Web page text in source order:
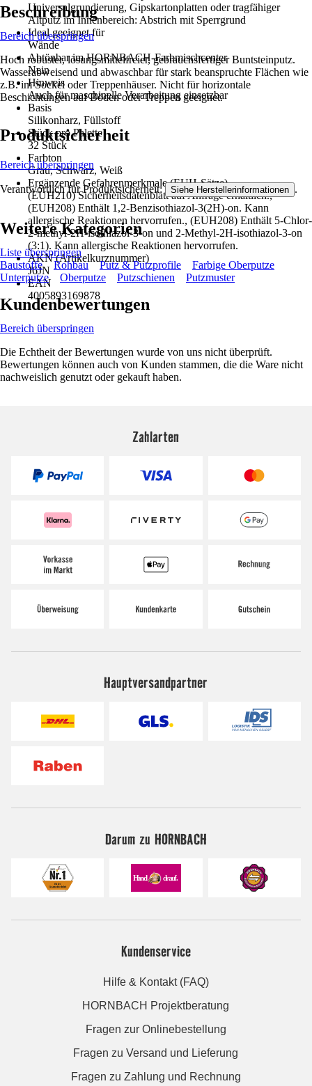
Universalgrundierung, Gipskartonplatten oder tragfähiger
Altputz im Innenbereich: Abstrich mit Sperrgrund
Ideal geeignet für
Wände
Abtönbar im HORNBACH-Farbmischcenter
Nein
Hinweis
Auch für maschinelle Verarbeitung einsetzbar
Basis
Silikonharz, Füllstoff
Stück pro Palette
32 Stück
Farbton
Grau, Schwarz, Weiß
Ergänzende Gefahrenmerkmale (EUH-Sätze)
(EUH210) Sicherheitsdatenblatt auf Anfrage erhältlich.,
(EUH208) Enthält 1,2-Benzisothiazol-3(2H)-on. Kann
allergische Reaktionen hervorrufen., (EUH208) Enthält 5-Chlor-
2-methyl-2H-isothiazol-3-on und 2-Methyl-2H-isothiazol-3-on
(3:1). Kann allergische Reaktionen hervorrufen.
AKN (Artikelkurznummer)
J6JN
EAN
4005893169878
Beschreibung
Bereich überspringen
Hoch robuster, lösungsmittelfreier, gebrauchsfertiger Buntsteinputz.
Wasserabweisend und abwaschbar für stark beanspruchte Flächen wie
z.B. im Sockel oder Treppenhäuser. Nicht für horizontale
Beschichtungen auf Böden oder Treppen geeignet.
Produktsicherheit
Bereich überspringen
Verantwortlich für Produktsicherheit: Siehe Herstellerinformationen .
Weitere Kategorien
Liste überspringen
Baustoffe
Rohbau Putz & Putzprofile
Farbige Oberputze
Unterputze
Oberputze Putzschienen Putzmuster
Kundenbewertungen
Bereich überspringen
Die Echtheit der Bewertungen wurde von uns nicht überprüft.
Bewertungen können auch von Kunden stammen, die die Ware nicht
nachweislich genutzt oder gekauft haben.
Zahlarten
Hauptversandpartner
Darum zu HORNBACH
Kundenservice
Hilfe & Kontakt (FAQ)
HORNBACH Projektberatung
Fragen zur Onlinebestellung
Fragen zu Versand und Lieferung
Fragen zu Zahlung und Rechnung